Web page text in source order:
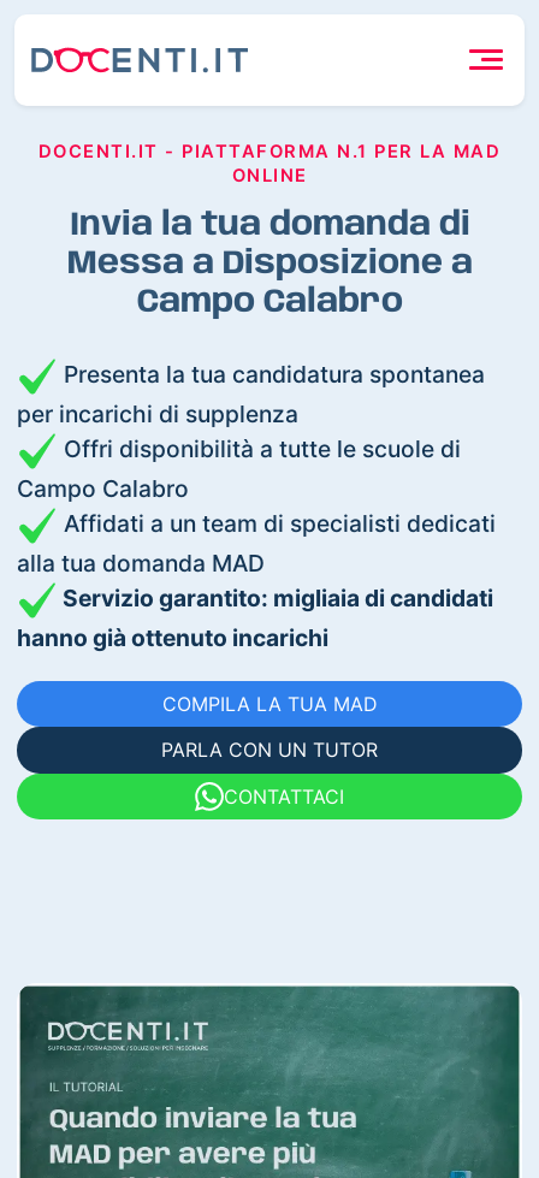
DOCENTI.IT - PIATTAFORMA N.1 PER LA MAD
ONLINE
Invia la tua domanda di
Messa a Disposizione a
Campo Calabro
Presenta la tua candidatura spontanea
per incarichi di supplenza
Offri disponibilità a tutte le scuole di
Campo Calabro
Affidati a un team di specialisti dedicati
alla tua domanda MAD
Servizio garantito: migliaia di candidati
hanno già ottenuto incarichi
COMPILA LA TUA MAD
PARLA CON UN TUTOR
CONTATTACI